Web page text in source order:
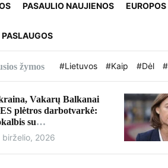
PASAULIO NAUJIENOS
PASLAUGOS
žymos #Lietuvos #Kaip #Dėl
Vakarų Balkanai
plėtros darbotvarkė:
su
Davidu
birželio, 2026